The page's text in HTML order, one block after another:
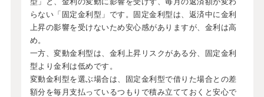
らない「固定金利型」です。固定金利型は、返済中に金利
上昇の影響を受けないため安心感がありますが、金利は高
め。
一方、変動金利型は、金利上昇リスクがある分、固定金利
型より金利は低めです。
変動金利型を選ぶ場合は、固定金利型で借りた場合との差
額分を毎月支払っているつもりで積み立てておくと安心で